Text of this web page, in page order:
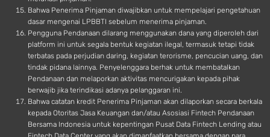
Bahwa Penerima Pinjaman diwajibkan untuk mempelajari pengetahuan
dasar mengenai LPBBTI sebelum menerima pinjaman.
Pengguna Pendanaan dilarang menggunakan dana yang diperoleh dari
platform ini untuk segala bentuk kegiatan ilegal, termasuk tetapi tidak
terbatas pada perjudian daring, kegiatan terorisme, pencucian uang, dan
tindak pidana lainnya. Penyelenggara berhak untuk membatalkan
Pendanaan dan melaporkan aktivitas mencurigakan kepada pihak
berwajib jika terindikasi adanya pelanggaran ini.
Bahwa catatan kredit Penerima Pinjaman akan dilaporkan secara berkala
kepada Otoritas Jasa Keuangan dan/atau Asosiasi Fintech Pendanaan
Bersama Indonesia untuk kepentingan Pusat Data Fintech Lending atau